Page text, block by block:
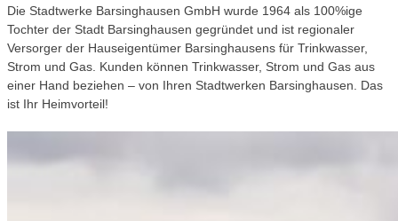
Die Stadtwerke Barsinghausen GmbH wurde 1964 als 100%ige
Tochter der Stadt Barsinghausen gegründet und ist regionaler
Versorger der Hauseigentümer Barsinghausens für Trinkwasser,
Strom und Gas. Kunden können Trinkwasser, Strom und Gas aus
einer Hand beziehen – von Ihren Stadtwerken Barsinghausen. Das
ist Ihr Heimvorteil!